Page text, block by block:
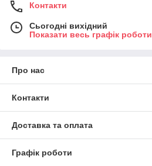
Контакти
Сьогодні вихідний
Показати весь графік роботи
Про нас
Контакти
Доставка та оплата
Графік роботи